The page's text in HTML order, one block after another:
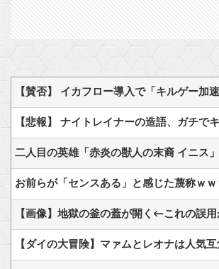
【悲報】 ナイトレイナーの造語、ガチで
二人目の英雄「赤炎の獣人の末裔 イニス」
お前らが「センスある」と感じた蔑称ｗｗ